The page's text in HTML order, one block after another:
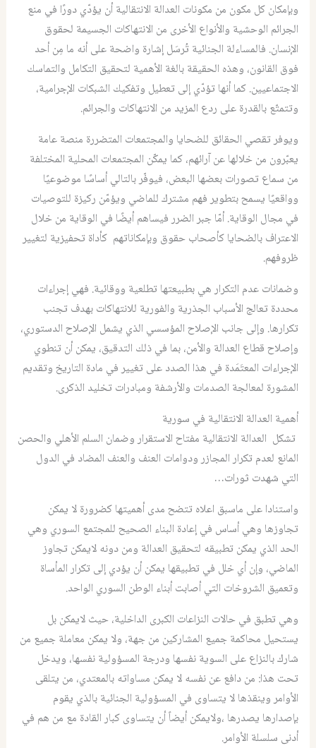
وبإمكان كل مكون من مكونات العدالة الانتقالية أن يؤدّي دورًا في منع
الجرائم الوحشية والأنواع الأخرى من الانتهاكات الجسيمة لحقوق
الإنسان. فالمساءلة الجنائية تُرسَل إشارة واضحة على أنه ما مِن أحد
فوق القانون، وهذه الحقيقة بالغة الأهمية لتحقيق التكامل والتماسك
الاجتماعيين. كما أنها تؤدّي إلى تعطيل وتفكيك الشبكات الإجرامية،
وتتمتّع بالقدرة على ردع المزيد من الانتهاكات والجرائم.
ويوفر تقصي الحقائق للضحايا والمجتمعات المتضررة منصة عامة
يعبّرون من خلالها عن آرائهم، كما يمكّن المجتمعات المحلية المختلفة
من سماع تصورات بعضها البعض، فيوفّر بالتالي أساسًا موضوعيًا
وواقعيًا يسمح بتطوير فهم مشترك للماضي ويؤمّن ركيزة للتوصيات
في مجال الوقاية. أمّا جبر الضرر فيساهم أيضًا في الوقاية من خلال
الاعتراف بالضحايا كأصحاب حقوق وبإمكاناتهم كأداة تحفيزية لتغيير
ظروفهم.
وضمانات عدم التكرار هي بطبيعتها تطلعية ووقائية. فهي إجراءات
محددة تعالج الأسباب الجذرية والفورية للانتهاكات بهدف تجنب
تكرارها. وإلى جانب الإصلاح المؤسسي الذي يشمل الإصلاح الدستوري،
وإصلاح قطاع العدالة والأمن، بما في ذلك التدقيق، يمكن أن تنطوي
الإجراءات المعتَمَدة في هذا الصدد على تغيير في مادة التاريخ وتقديم
المشورة لمعالجة الصدمات والأرشفة ومبادرات تخليد الذكرى.
أهمية العدالة الانتقالية في سورية
تشكل العدالة الانتقالية مفتاح الاستقرار وضمان السلم الأهلي والحصن
المانع لعدم تكرار المجازر ودوامات العنف والعنف المضاد في الدول
التي شهدت ثورات…
واستنادا على ماسبق اعلاه تتضح مدى أهميتها كضرورة لا يمكن
تجاوزها وهي أساس في إعادة البناء الصحيح للمجتمع السوري وهي
الحد الذي يمكن تطبيقه لتحقيق العدالة ومن دونه لايمكن تجاوز
الماضي، وإن أي خلل في تطبيقها يمكن أن يؤدي إلى تكرار المأساة
وتعميق الشروخات التي أصابت أبناء الوطن السوري الواحد.
وهي تطبق في حالات النزاعات الكبرى الداخلية، حيث لايمكن بل
يستحيل محاكمة جميع المشاركين من جهة، ولا يمكن معاملة جميع من
شارك بالنزاع على السوية نفسها ودرجة المسؤولية نفسها، ويدخل
تحت هذا: من دافع عن نفسه لا يمكن مساواته بالمعتدي، من يتلقى
الأوامر وينقذها لا يتساوى في المسؤولية الجنائية بالذي يقوم
بإصدارها يصدرها ،ولايمكن أيضاً أن يتساوى كبار القادة مع من هم في
أدنى سلسلة الأوامر.